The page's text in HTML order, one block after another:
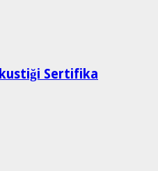
Sertifika